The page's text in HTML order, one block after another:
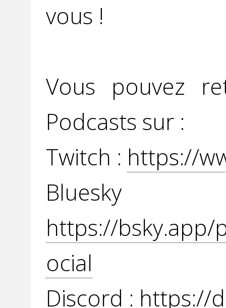
vous !
Vous pouvez
Podcasts sur :
Twitch : https://
https://bsky.app/
ocial
Discord : https://